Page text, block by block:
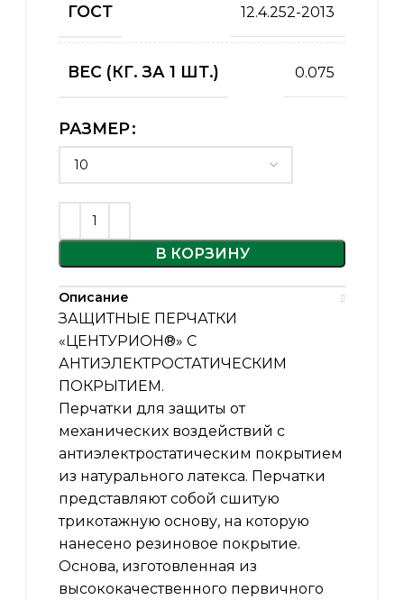
ГОСТ 12.4.252-2013
ВЕС (КГ. ЗА 1 ШТ.) 0.075
РАЗМЕР
В КОРЗИНУ
Описание
ЗАЩИТНЫЕ ПЕРЧАТКИ
«ЦЕНТУРИОН®» С
АНТИЭЛЕКТРОСТАТИЧЕСКИМ
ПОКРЫТИЕМ.
Перчатки для защиты от
механических воздействий с
антиэлектростатическим покрытием
из натурального латекса. Перчатки
представляют собой сшитую
трикотажную основу, на которую
нанесено резиновое покрытие.
Основа, изготовленная из
высококачественного первичного